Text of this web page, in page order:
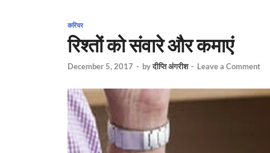
करियर
रिश्तों को संवारे और कमाएं
December 5, 2017 - byदीप्ति अंगरीश - Leave a Comment